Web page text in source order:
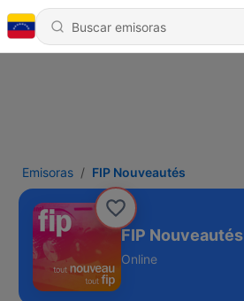
Emisoras FIP Nouveautés
FIP Nouveautés
Online